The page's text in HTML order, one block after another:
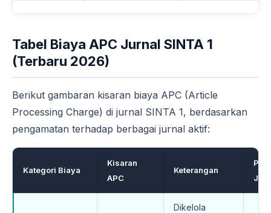
Tabel Biaya APC Jurnal SINTA 1
(Terbaru 2026)
Berikut gambaran kisaran biaya APC (Article
Processing Charge) di jurnal SINTA 1, berdasarkan
pengamatan terhadap berbagai jurnal aktif:
Kategori Biaya
Kisaran
APC
Keterangan
Dikelola